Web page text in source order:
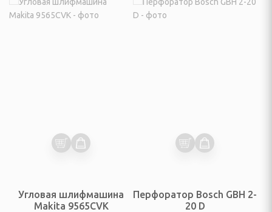
сахарной
Угловая шлифмашина
Makita 9565CVK
Перфоратор Bosch GBH 2-
20 D